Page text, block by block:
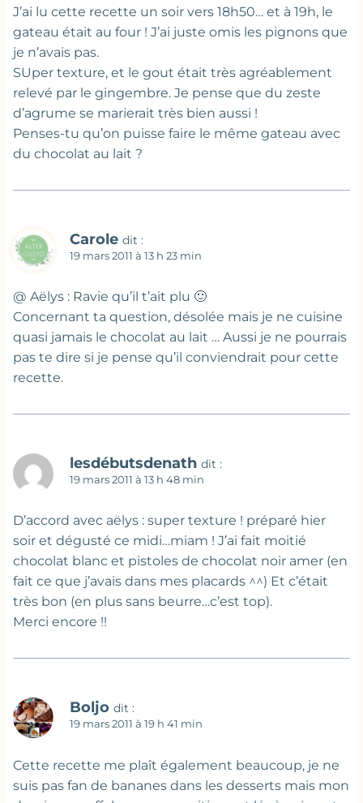
J’ai lu cette recette un soir vers 18h50… et à 19h, le
gateau était au four ! J’ai juste omis les pignons que
je n’avais pas.
SUper texture, et le gout était très agréablement
relevé par le gingembre. Je pense que du zeste
d’agrume se marierait très bien aussi !
Penses-tu qu’on puisse faire le même gateau avec
du chocolat au lait ?
Carole dit :
19 mars 2011 à 13 h 23 min
@ Aëlys : Ravie qu’il t’ait plu 🙂
Concernant ta question, désolée mais je ne cuisine
quasi jamais le chocolat au lait … Aussi je ne pourrais
pas te dire si je pense qu’il conviendrait pour cette
recette.
lesdébutsdenath dit :
19 mars 2011 à 13 h 48 min
D’accord avec aëlys : super texture ! préparé hier
soir et dégusté ce midi…miam ! J’ai fait moitié
chocolat blanc et pistoles de chocolat noir amer (en
fait ce que j’avais dans mes placards ^^) Et c’était
très bon (en plus sans beurre…c’est top).
Merci encore !!
Boljo dit :
19 mars 2011 à 19 h 41 min
Cette recette me plaît également beaucoup, je ne
suis pas fan de bananes dans les desserts mais mon